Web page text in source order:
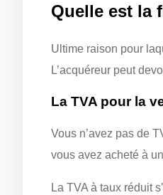
Quelle est la
Ultime raison pour
L’acquéreur peut
La TVA pour la
Vous n’avez pas de
vous avez acheté à
La TVA à taux réduit